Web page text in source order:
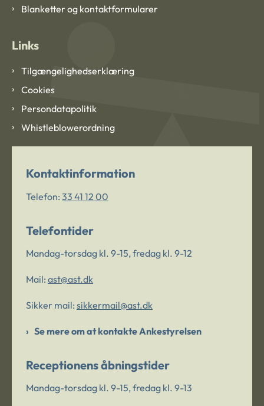
Blanketter og kontaktformularer
Links
Tilgængelighedserklæring
Cookies
Persondatapolitik
Whistleblowerordning
Kontaktinformation
Telefon: 33 41 12 00
Telefontider
Mandag-torsdag kl. 9-15, fredag kl. 9-12
Mail: ast@ast.dk
Sikker mail: sikkermail@ast.dk
Se mere om at kontakte Ankestyrelsen
Receptionens åbningstider
Mandag-torsdag kl. 9-15, fredag kl. 9-13